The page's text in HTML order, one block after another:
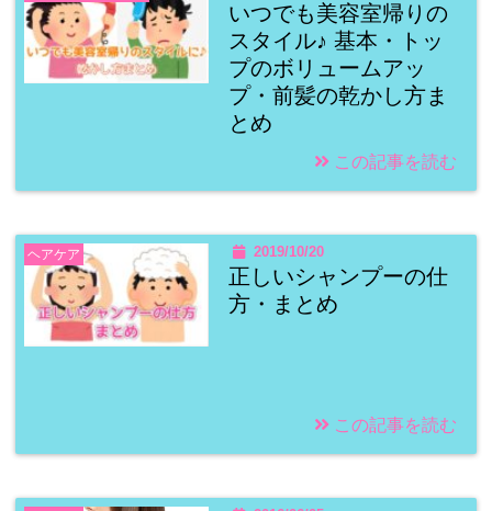
いつでも美容室帰りの
スタイル♪ 基本・トッ
プのボリュームアッ
プ・前髪の乾かし方ま
とめ
この記事を読む
ヘアケア 2019/10/20
正しいシャンプーの仕
方・まとめ
この記事を読む